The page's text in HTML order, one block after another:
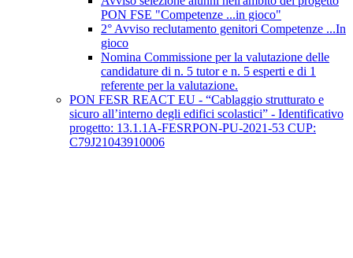
PON FSE "Competenze ...in gioco"
2° Avviso reclutamento genitori Competenze ...In
gioco
Nomina Commissione per la valutazione delle
candidature di n. 5 tutor e n. 5 esperti e di 1
referente per la valutazione.
PON FESR REACT EU - “Cablaggio strutturato e
sicuro all’interno degli edifici scolastici” - Identificativo
progetto: 13.1.1A-FESRPON-PU-2021-53 CUP:
C79J21043910006